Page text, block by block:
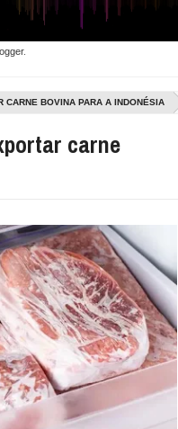
.
CARNE BOVINA PARA A INDONÉSIA
carne